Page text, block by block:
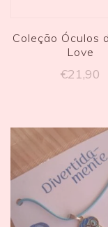
Coleção Óculos
Love
€21,90